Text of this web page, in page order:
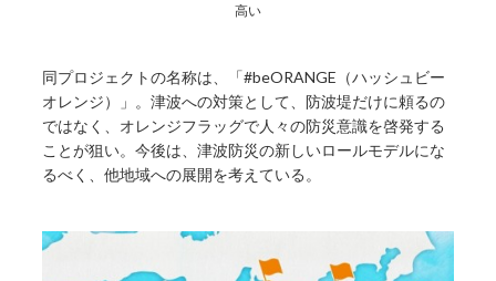
高い
同プロジェクトの名称は、「#beORANGE（ハッシュビー
オレンジ）」。津波への対策として、防波堤だけに頼るの
ではなく、オレンジフラッグで人々の防災意識を啓発する
ことが狙い。今後は、津波防災の新しいロールモデルにな
るべく、他地域への展開を考えている。